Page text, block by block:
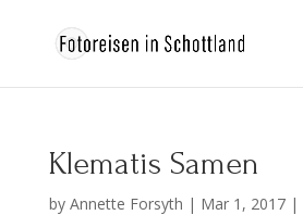
Klematis Samen
by Annette Forsyth | Mar 1, 2017|